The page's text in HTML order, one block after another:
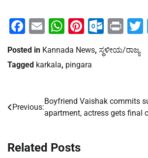
Facebook
EmailWhatsApp
Pinterest
Posted in Kannada News, ಸ್ಥಳೀಯ/ರಾಜ್ಯ
Tagged karkala, pingara
Post
navigation
Previous:
Boyfriend Vaishak commits
apartment, actress gets final
Related Posts